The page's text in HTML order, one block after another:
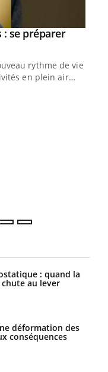
: se préparer
rythme de vie !
en plein air…
: quand la
au lever
déformation des
conséquences